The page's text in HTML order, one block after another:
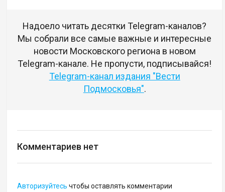
Надоело читать десятки Telegram-каналов?
Мы собрали все самые важные и интересные
новости Московского региона в новом
Telegram-канале. Не пропусти, подписывайся!
Telegram-канал издания "Вести
Подмосковья".
Комментариев нет
Авторизуйтесь чтобы оставлять комментарии